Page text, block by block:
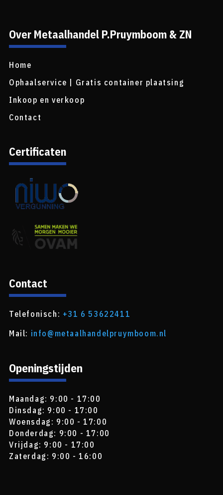
Over Metaalhandel P.Pruymboom & ZN
Home
Ophaalservice | Gratis container plaatsing
Inkoop en verkoop
Contact
Certificaten
Contact
Telefonisch: +31 6 53622411
Mail: info@metaalhandelpruymboom.nl
Openingstijden
Maandag: 9:00 - 17:00
Dinsdag: 9:00 - 17:00
Woensdag: 9:00 - 17:00
Donderdag: 9:00 - 17:00
Vrijdag: 9:00 - 17:00
Zaterdag: 9:00 - 16:00